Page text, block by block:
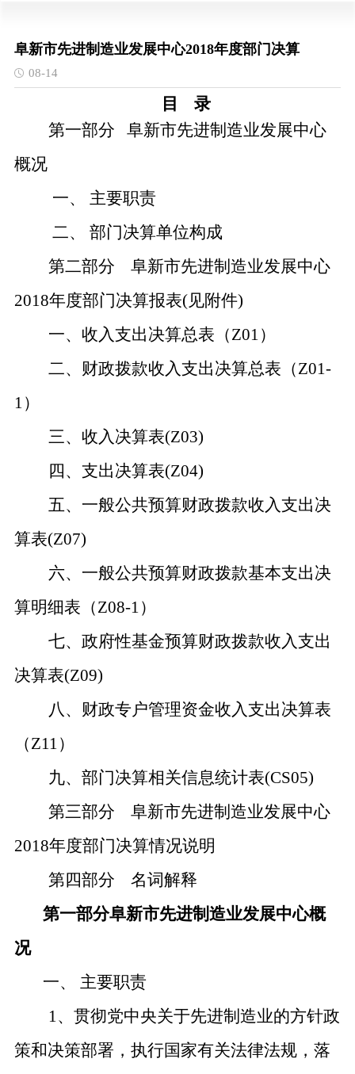
阜新市先进制造业发展中心2018年度部门决算
08-14
目
录
第一部分
阜新市先进制造业发展中心
概况
一、
主要职责
二、
部门决算单位构成
第二部分
阜新市先进制造业发展中心
2018年度部门决算报表(见附件)
一、收入支出决算总表（Z01）
二、财政拨款收入支出决算总表（Z01-
1）
三、收入决算表(Z03)
四、支出决算表(Z04)
五、一般公共预算财政拨款收入支出决
算表(Z07)
六、一般公共预算财政拨款基本支出决
算明细表（Z08-1）
七、政府性基金预算财政拨款收入支出
决算表(Z09)
八、财政专户管理资金收入支出决算表
（Z11）
九、部门决算相关信息统计表(CS05)
第三部分
阜新市先进制造业发展中心
2018年度部门决算情况说明
第四部分
名词解释
第一部分阜新市先进制造业发展中心概
况
一、
主要职责
1、贯彻党中央关于先进制造业的方针政
策和决策部署，执行国家有关法律法规，落